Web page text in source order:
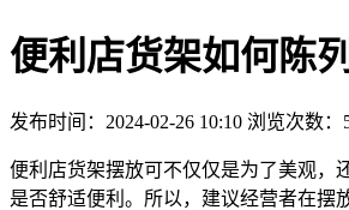
便利店货架如何陈
发布时间：2024-02-26 10:10 浏览次数：
便利店货架摆放可不仅仅是为了美观，
是否舒适便利。所以，建议经营者在摆